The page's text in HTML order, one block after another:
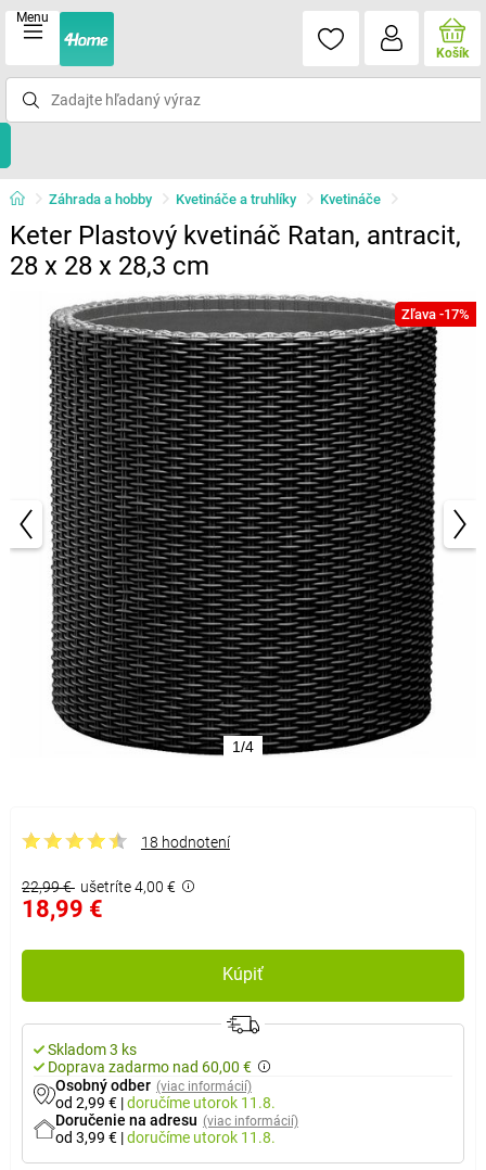
Menu
Košík
Záhrada a hobby Kvetináče a truhlíky Kvetináče
Keter Plastový kvetináč Ratan, antracit,
28 x 28 x 28,3 cm
Zľava -17%
1/4
18 hodnotení
22,99 € ušetríte 4,00 €
18,99 €
Kúpiť
Skladom 3 ks
Doprava zadarmo nad 60,00 €
Osobný odber (viac informácií)
od 2,99 € |doručíme utorok 11.8.
Doručenie na adresu (viac informácií)
od 3,99 € |doručíme utorok 11.8.